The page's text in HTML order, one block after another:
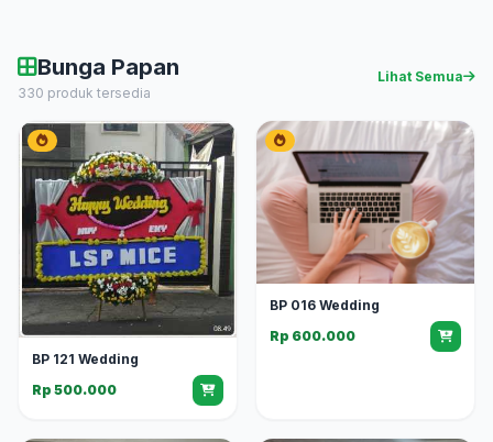
Bunga Papan
330 produk tersedia
Lihat Semua
BP 121 Wedding
Rp 500.000
BP 016 Wedding
Rp 600.000